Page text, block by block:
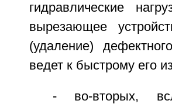
гидравлические
вырезающее
(удаление)
ведет к быстрому его
- во-вторых,